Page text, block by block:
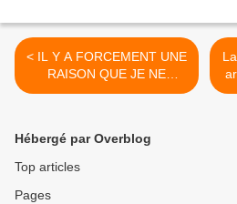
< IL Y A FORCEMENT UNE
RAISON QUE JE NE
M'EXPLIQUE PAS.
Hébergé par Overblog
Top articles
Pages